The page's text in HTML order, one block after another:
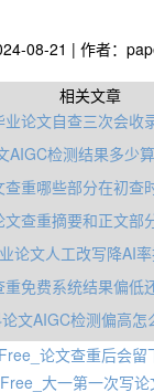
08-21 | 作者：
相关文章
业论文自查三次会收
AIGC检测结果多少算
重哪些部分在初查
查重摘要和正文部
论文人工改写降AI率
免费系统结果偏低
文AIGC检测偏高怎
论文查重后会留
大一第一次写论